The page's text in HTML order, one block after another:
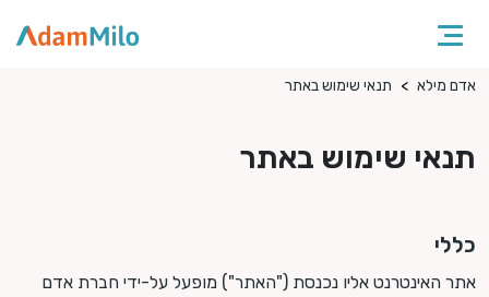
אדם מילא תנאי שימוש באתר
תנאי שימוש באתר
כללי
אתר האינטרנט אליו נכנסת ("האתר") מופעל על-ידי חברת אדם